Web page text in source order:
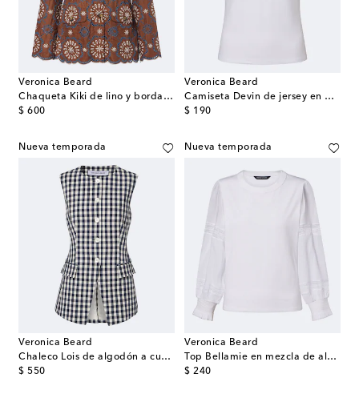
Veronica Beard
Chaqueta Kiki de lino y bordado inglés
$ 600
original price
Veronica Beard
Camiseta Devin de jersey en mezcla de algodón
$ 190
original price
Nueva temporada
Veronica Beard
Chaleco Lois de algodón a cuadros Vichy
$ 550
original price
Nueva temporada
Veronica Beard
Top Bellamie en mezcla de algodón con encaje
$ 240
original price